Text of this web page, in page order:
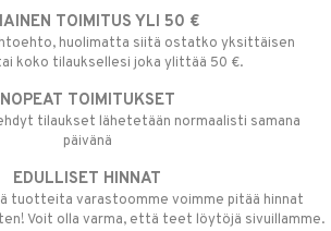
TOIMITUS YLI 50 €
huolimatta siitä ostatko yksittäisen
koko tilauksellesi joka ylittää 50 €.
NOPEAT TOIMITUKSET
tilaukset lähetetään normaalisti samana
päivänä
EDULLISET HINNAT
tuotteita varastoomme voimme pitää hinnat
Voit olla varma, että teet löytöjä sivuillamme.